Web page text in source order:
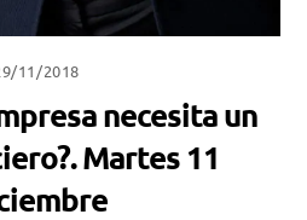
11/2018
necesita un
Martes 11